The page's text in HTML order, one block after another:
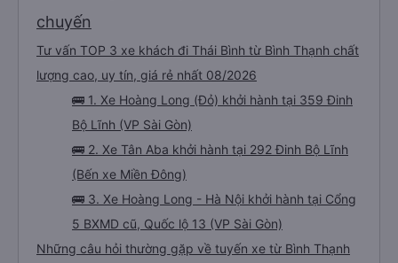
chuyến
Tư vấn TOP 3 xe khách đi Thái Bình từ Bình Thạnh chất
lượng cao, uy tín, giá rẻ nhất 08/2026
🚌 1. Xe Hoàng Long (Đỏ) khởi hành tại 359 Đinh
Bộ Lĩnh (VP Sài Gòn)
🚌 2. Xe Tân Aba khởi hành tại 292 Đinh Bộ Lĩnh
(Bến xe Miền Đông)
🚌 3. Xe Hoàng Long - Hà Nội khởi hành tại Cổng
5 BXMD cũ, Quốc lộ 13 (VP Sài Gòn)
Những câu hỏi thường gặp về tuyến xe từ Bình Thạnh